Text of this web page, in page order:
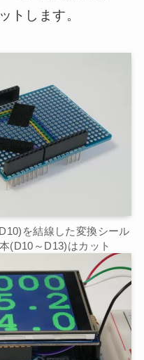
トします。
を結線した変換シール
(D10～D13)はカット